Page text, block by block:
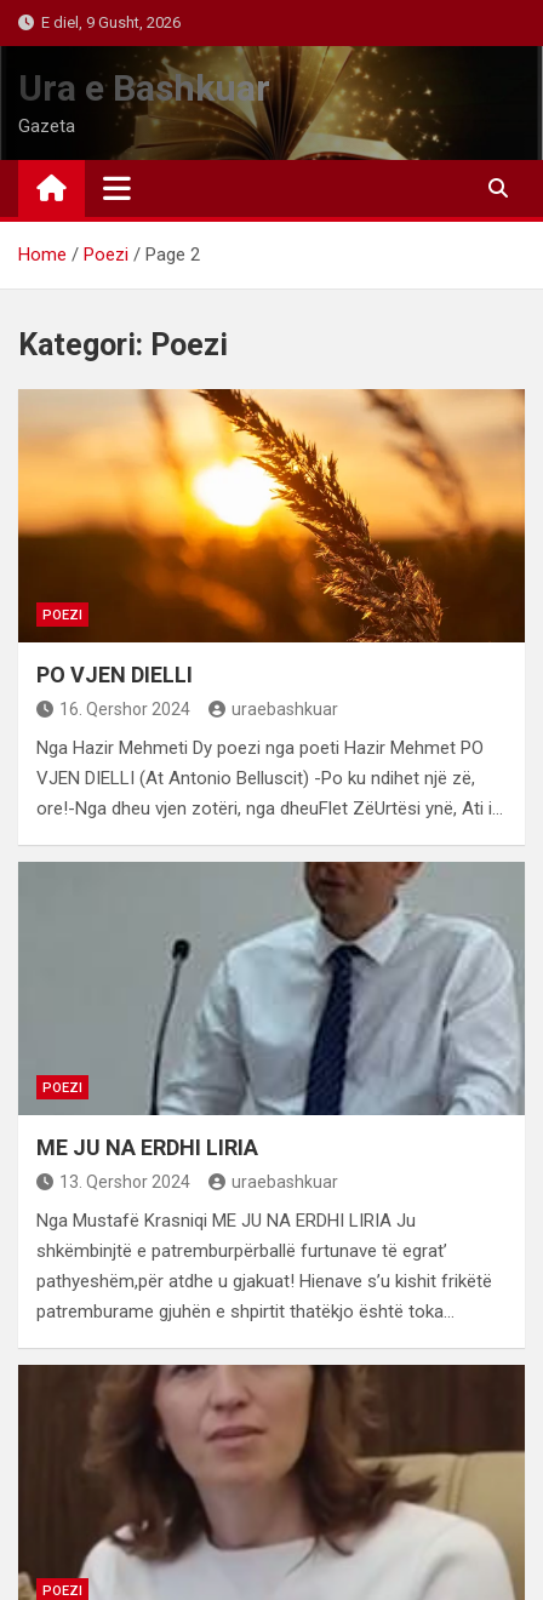
Skip
to
content
E diel, 9 Gusht, 2026
Ura e Bashkuar
Gazeta
Home Poezi Page 2
Kategori: Poezi
POEZI
PO VJEN DIELLI
16. Qershor 2024 uraebashkuar
Nga Hazir Mehmeti Dy poezi nga poeti Hazir Mehmet PO
VJEN DIELLI (At Antonio Belluscit) -Po ku ndihet një zë,
ore!-Nga dheu vjen zotëri, nga dheuFlet ZëUrtësi ynë, Ati i…
POEZI
ME JU NA ERDHI LIRIA
13. Qershor 2024 uraebashkuar
Nga Mustafë Krasniqi ME JU NA ERDHI LIRIA Ju
shkëmbinjtë e patremburpërballë furtunave të egrat’
pathyeshëm,për atdhe u gjakuat! Hienave s’u kishit frikëtë
patremburame gjuhën e shpirtit thatëkjo është toka…
POEZI